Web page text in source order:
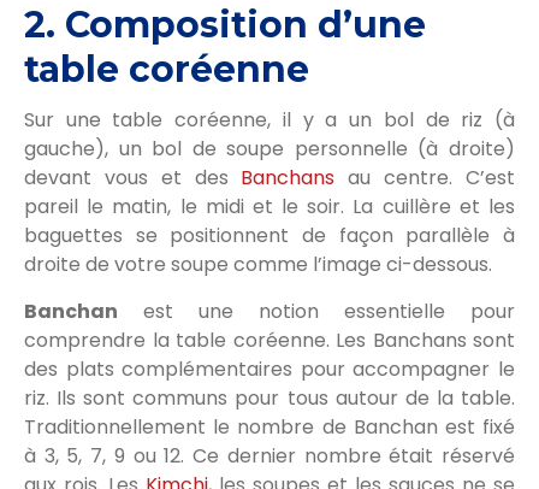
2. Composition d’une
table coréenne
Sur une table coréenne, il y a un bol de riz (à
gauche), un bol de soupe personnelle (à droite)
devant vous et des Banchans au centre. C’est
pareil le matin, le midi et le soir. La cuillère et les
baguettes se positionnent de façon parallèle à
droite de votre soupe comme l’image ci-dessous.
Banchan est une notion essentielle pour
comprendre la table coréenne. Les Banchans sont
des plats complémentaires pour accompagner le
riz. Ils sont communs pour tous autour de la table.
Traditionnellement le nombre de Banchan est fixé
à 3, 5, 7, 9 ou 12. Ce dernier nombre était réservé